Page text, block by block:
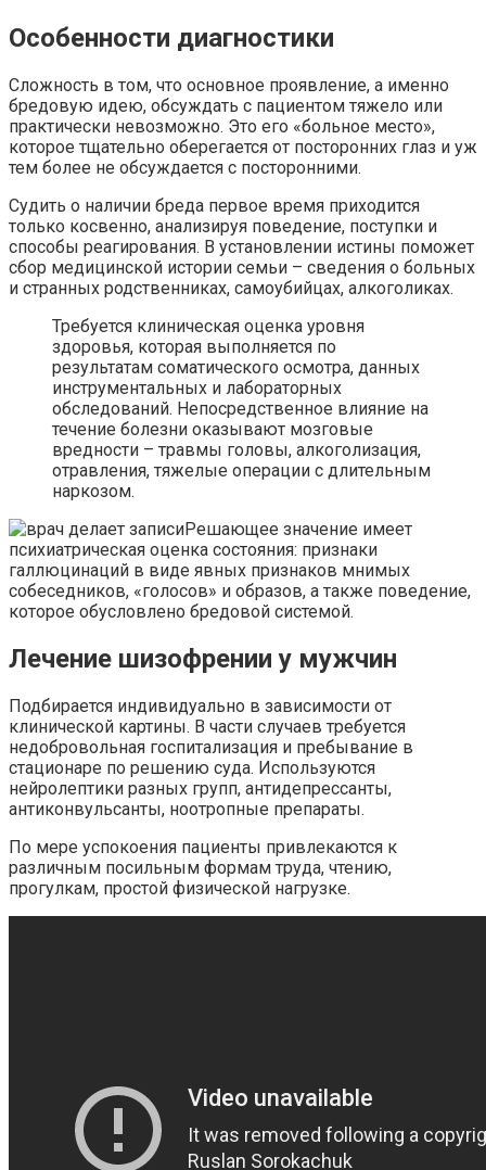
Особенности диагностики
Сложность в том, что основное проявление, а именно
бредовую идею, обсуждать с пациентом тяжело или
практически невозможно. Это его «больное место»,
которое тщательно оберегается от посторонних глаз и уж
тем более не обсуждается с посторонними.
Судить о наличии бреда первое время приходится
только косвенно, анализируя поведение, поступки и
способы реагирования. В установлении истины поможет
сбор медицинской истории семьи – сведения о больных
и странных родственниках, самоубийцах, алкоголиках.
Требуется клиническая оценка уровня
здоровья, которая выполняется по
результатам соматического осмотра, данных
инструментальных и лабораторных
обследований. Непосредственное влияние на
течение болезни оказывают мозговые
вредности – травмы головы, алкоголизация,
отравления, тяжелые операции с длительным
наркозом.
Решающее значение имеет
психиатрическая оценка состояния: признаки
галлюцинаций в виде явных признаков мнимых
собеседников, «голосов» и образов, а также поведение,
которое обусловлено бредовой системой.
Лечение шизофрении у мужчин
Подбирается индивидуально в зависимости от
клинической картины. В части случаев требуется
недобровольная госпитализация и пребывание в
стационаре по решению суда. Используются
нейролептики разных групп, антидепрессанты,
антиконвульсанты, ноотропные препараты.
По мере успокоения пациенты привлекаются к
различным посильным формам труда, чтению,
прогулкам, простой физической нагрузке.